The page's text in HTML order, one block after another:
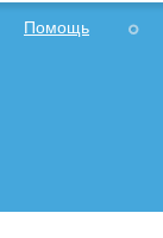
Помощь